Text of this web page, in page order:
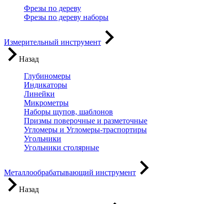
Фрезы по дереву
Фрезы по дереву наборы
Измерительный инструмент
Назад
Глубиномеры
Индикаторы
Линейки
Микрометры
Наборы щупов, шаблонов
Призмы поверочные и разметочные
Угломеры и Угломеры-траспортиры
Угольники
Угольники столярные
Металлообрабатывающий инструмент
Назад